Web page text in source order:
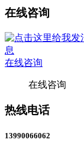
在线咨询
在线咨询
在线咨询
热线电话
13990066062